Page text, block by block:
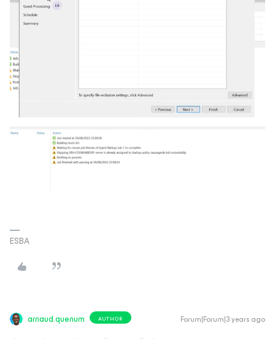
ESBA
arnaud.quenum AUTHOR Forum|Forum|3 years ago